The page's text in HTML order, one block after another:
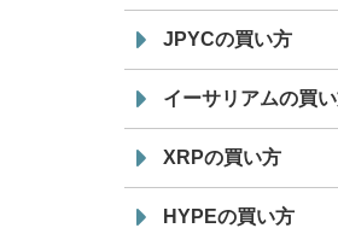
JPYCの買い方
イーサリアムの買
XRPの買い方
HYPEの買い方